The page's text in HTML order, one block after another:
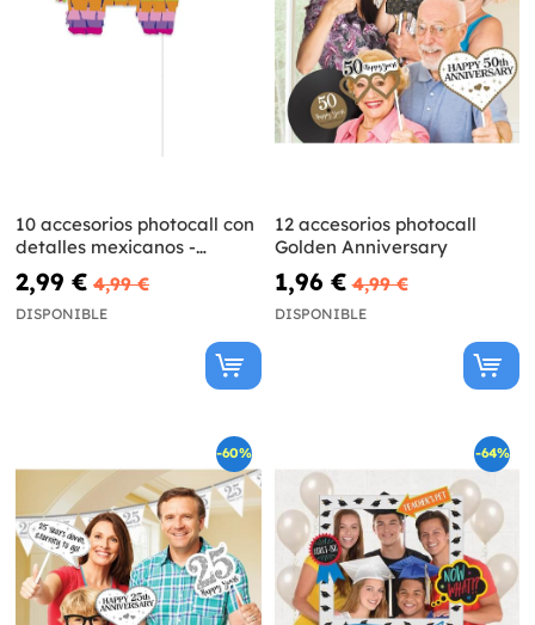
10 accesorios photocall con
detalles mexicanos -
Fiestivity
2,99 € 4,99 €
DISPONIBLE
12 accesorios photocall
Golden Anniversary
1,96 € 4,99 €
DISPONIBLE
-60% -64%